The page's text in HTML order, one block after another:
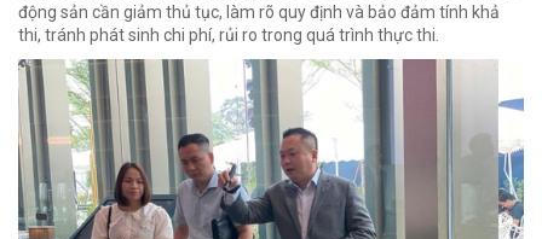
động sản cần giảm thủ tục, làm rõ quy định và bảo đảm tính khả
thi, tránh phát sinh chi phí, rủi ro trong quá trình thực thi.